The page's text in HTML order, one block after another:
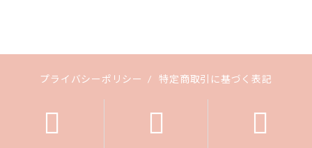
プライバシーポリシー / 特定商取引に基づく表記
  